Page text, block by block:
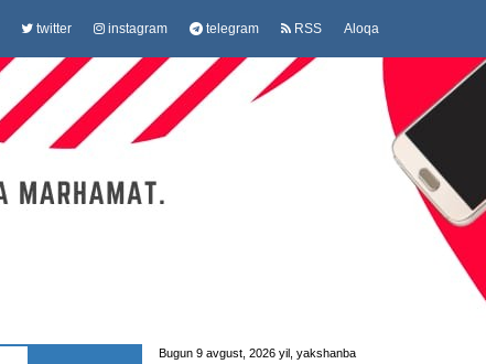
twitter instagram telegram RSS Aloqa
Bugun 9 avgust, 2026 yil, yakshanba